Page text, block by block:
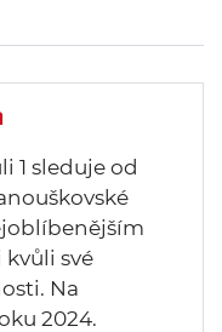
1 sleduje od
své
Na
2024.